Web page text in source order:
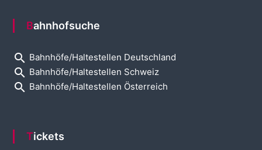
Bahnhofsuche
search Bahnhöfe/Haltestellen Deutschland
search Bahnhöfe/Haltestellen Schweiz
search Bahnhöfe/Haltestellen Österreich
Tickets